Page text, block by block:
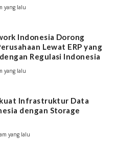
yang lalu
Indonesia Dorong
Lewat ERP yang
Regulasi Indonesia
yang lalu
Infrastruktur Data
dengan Storage
yang lalu